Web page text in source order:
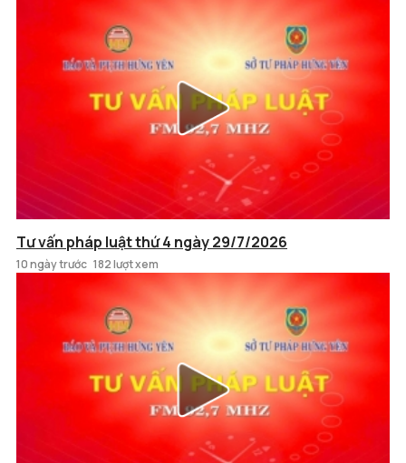
Tư vấn pháp luật thứ 4 ngày 29/7/2026
10 ngày trước 182 lượt xem